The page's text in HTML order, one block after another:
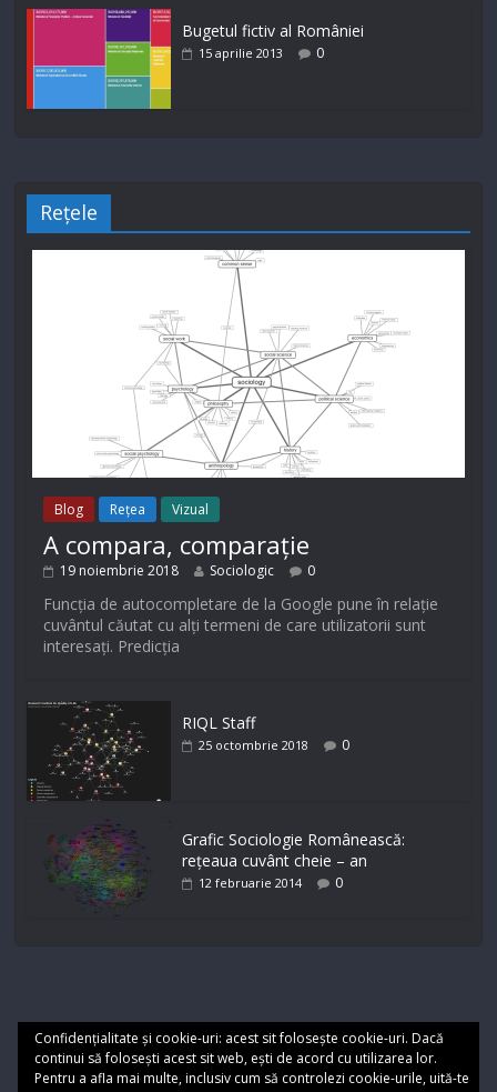
Bugetul fictiv al României
15 aprilie 2013 0
Rețele
Blog Rețea Vizual
A compara, comparație
19 noiembrie 2018 Sociologic 0
Funcția de autocompletare de la Google pune în relație
cuvântul căutat cu alți termeni de care utilizatorii sunt
interesați. Predicția
RIQL Staff
25 octombrie 2018 0
Grafic Sociologie Românească:
rețeaua cuvânt cheie – an
12 februarie 2014 0
Cookie Termeni de utilizare
Confidențialitate și cookie-uri: acest sit folosește cookie-uri. Dacă
continui să folosești acest sit web, ești de acord cu utilizarea lor.
Pentru a afla mai multe, inclusiv cum să controlezi cookie-urile, uită-te